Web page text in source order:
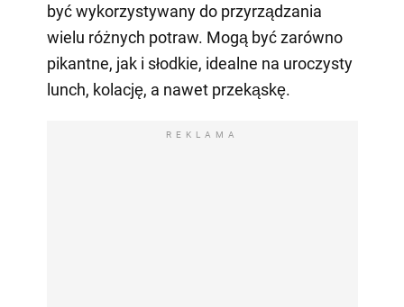
być wykorzystywany do przyrządzania
wielu różnych potraw. Mogą być zarówno
pikantne, jak i słodkie, idealne na uroczysty
lunch, kolację, a nawet przekąskę.
REKLAMA